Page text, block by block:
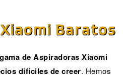
Baratos
de Aspiradoras Xiaomi
difíciles de creer. Hemos